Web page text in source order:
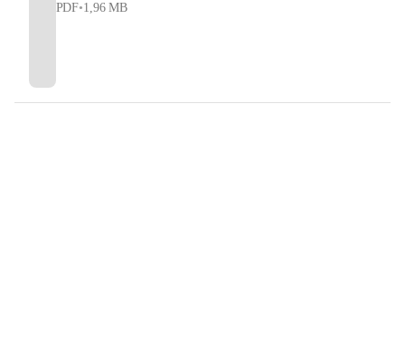
PDF•1,96 MB